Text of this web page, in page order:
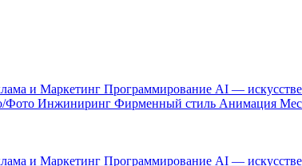
и Маркетинг Программирование AI —
Фото Инжиниринг Фирменный стиль Анимация
и Маркетинг Программирование AI —